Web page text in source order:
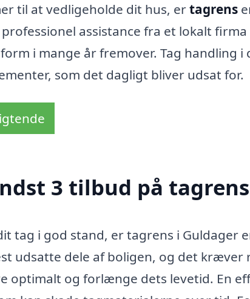
til at vedligeholde dit hus, ertagrens
assistance fra et lokalt
i mange år fremover. Tag handling i
som det dagligt bliver udsat for.
3 tilbud på
tag i god stand, er tagrens i Guldager
udsatte dele af boligen, og det kræver
optimalt og forlænge dets levetid. En